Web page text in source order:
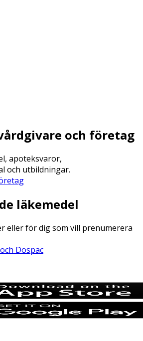
och företag
apoteksvaror,
och utbildningar.
läkemedel
eller för dig som vill prenumerera
Dospac